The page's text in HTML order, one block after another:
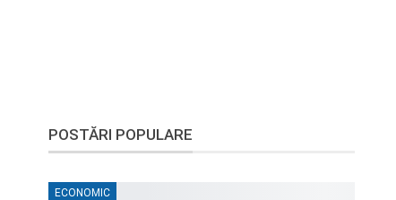
POSTĂRI POPULARE
ECONOMIC